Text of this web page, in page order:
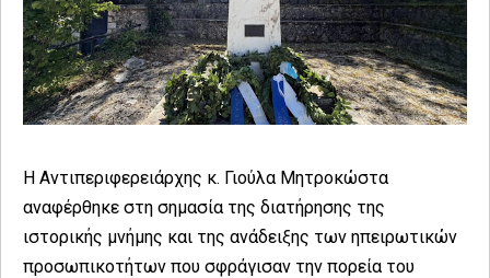
Η Αντιπεριφερειάρχης κ. Γιούλα Μητροκώστα
αναφέρθηκε στη σημασία της διατήρησης της
ιστορικής μνήμης και της ανάδειξης των ηπειρωτικών
προσωπικοτήτων που σφράγισαν την πορεία του